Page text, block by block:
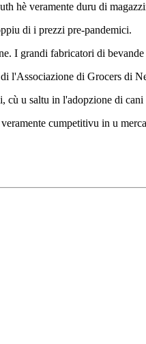
hè veramente duru di
di i prezzi pre-pandemici.
I grandi fabricatori di bevande
l'Associazione di Grocers di
cù u saltu in l'adopzione di cani
cumpetitivu in u